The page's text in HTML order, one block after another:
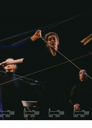
Бернарды
несколько
под властью
в этой
что
которых ты
ненавидеть,
как ты с
соотносишь